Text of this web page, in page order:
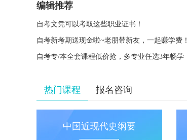
编辑推荐
自考文凭可以考取这些职业证书！
自考新考期送现金啦~老朋带新友，一起赚学费！
自考专/本全套课程低价抢，多专业任选3年畅学
热门课程 报名咨询
中国近现代史纲要